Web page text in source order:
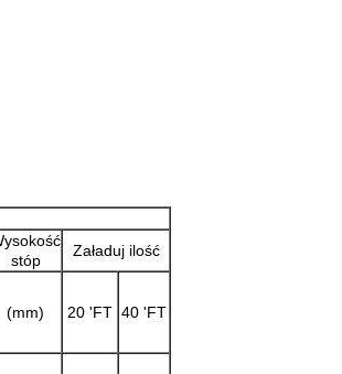
stóp
Załaduj ilość
(mm) 20 'FT 40 'FT